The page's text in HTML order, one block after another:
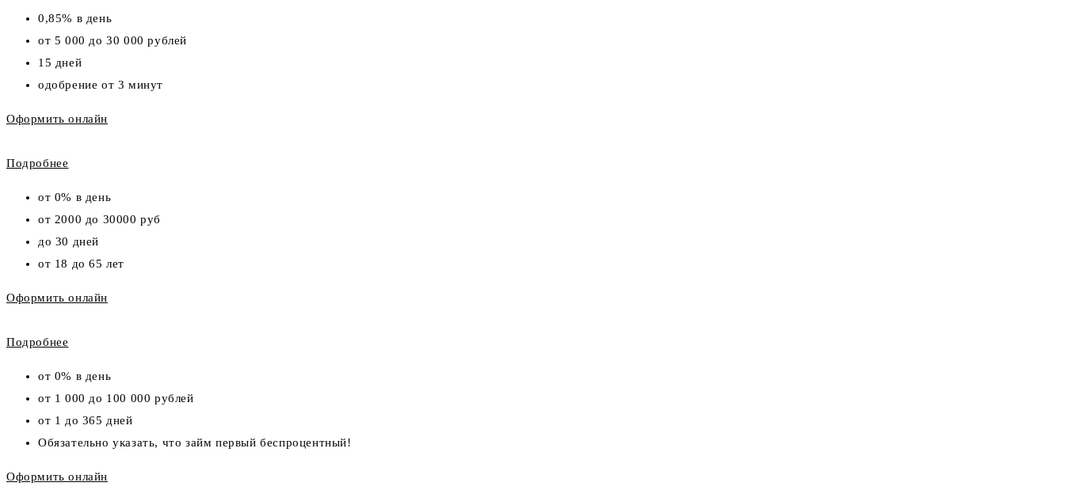
0,85% в день
от 5 000 до 30 000 рублей
15 дней
одобрение от 3 минут
Оформить онлайн
Подробнее
от 0% в день
от 2000 до 30000 руб
до 30 дней
от 18 до 65 лет
Оформить онлайн
Подробнее
от 0% в день
от 1 000 до 100 000 рублей
от 1 до 365 дней
Обязательно указать, что займ первый беспроцентный!
Оформить онлайн